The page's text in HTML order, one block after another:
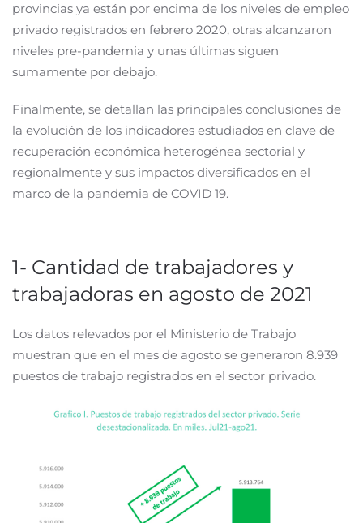
provincias ya están por encima de los niveles de empleo
privado registrados en febrero 2020, otras alcanzaron
niveles pre-pandemia y unas últimas siguen
sumamente por debajo.
Finalmente, se detallan las principales conclusiones de
la evolución de los indicadores estudiados en clave de
recuperación económica heterogénea sectorial y
regionalmente y sus impactos diversificados en el
marco de la pandemia de COVID 19.
1- Cantidad de trabajadores y
trabajadoras en agosto de 2021
Los datos relevados por el Ministerio de Trabajo
muestran que en el mes de agosto se generaron 8.939
puestos de trabajo registrados en el sector privado.